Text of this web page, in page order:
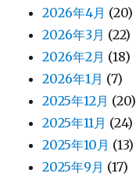
2026年4月 (20)
2026年3月 (22)
2026年2月 (18)
2026年1月 (7)
2025年12月 (20)
2025年11月 (24)
2025年10月 (13)
2025年9月 (17)